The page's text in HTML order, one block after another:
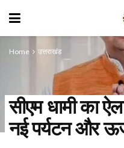
Home उत्तराखंड
सीएम धामी का
नई पर्यटन और